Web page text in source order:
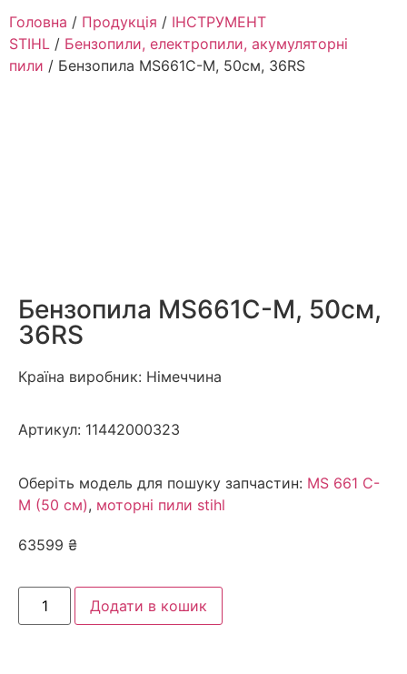
Головна / Продукція / ІНСТРУМЕНТ
STIHL / Бензопили, електропили, акумуляторні
пили / Бензопила MS661C-M, 50см, 36RS
Бензопила MS661C-M, 50см,
36RS
Країна виробник: Німеччина
Артикул: 11442000323
Оберіть модель для пошуку запчастин: MS 661 С-
М (50 см), моторні пили stihl
63599 ₴
Додати в кошик